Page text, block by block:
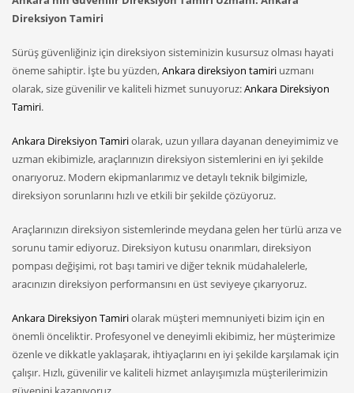
Direksiyon Tamiri
Sürüş güvenliğiniz için direksiyon sisteminizin kusursuz olması hayati
öneme sahiptir. İşte bu yüzden,Ankara direksiyon tamiri uzmanı
olarak, size güvenilir ve kaliteli hizmet sunuyoruz:Ankara Direksiyon
Tamiri.
Ankara Direksiyon Tamiriolarak, uzun yıllara dayanan deneyimimiz ve
uzman ekibimizle, araçlarınızın direksiyon sistemlerini en iyi şekilde
onarıyoruz. Modern ekipmanlarımız ve detaylı teknik bilgimizle,
direksiyon sorunlarını hızlı ve etkili bir şekilde çözüyoruz.
Araçlarınızın direksiyon sistemlerinde meydana gelen her türlü arıza ve
sorunu tamir ediyoruz. Direksiyon kutusu onarımları, direksiyon
pompası değişimi, rot başı tamiri ve diğer teknik müdahalelerle,
aracınızın direksiyon performansını en üst seviyeye çıkarıyoruz.
Ankara Direksiyon Tamiriolarak müşteri memnuniyeti bizim için en
önemli önceliktir. Profesyonel ve deneyimli ekibimiz, her müşterimize
özenle ve dikkatle yaklaşarak, ihtiyaçlarını en iyi şekilde karşılamak için
çalışır. Hızlı, güvenilir ve kaliteli hizmet anlayışımızla müşterilerimizin